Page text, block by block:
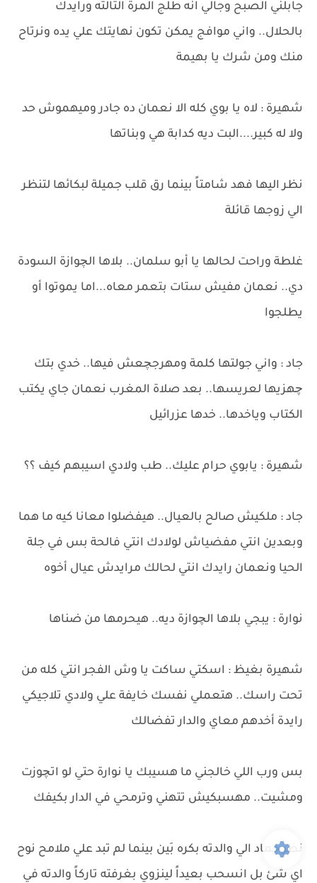
جابلني الصبح وجالي انه طلج المرة التالته ورايدك
بالحلال.. واني موافج يمكن تكون نهايتك علي يده ونرتاح
منك ومن شرك يا بهيمة
شهيرة : لاه يا بوي كله الا نعمان ده جادر وميهموش حد
ولا له كبير....البت ديه كدابة هي وبناتها
نظر اليها فهد شامتاً بينما رق قلب جميلة لبكائها لتنظر
الي زوجها قائلة
غلطة وراحت لحالها يا أبو سلمان.. بلاها الچوازة السودة
دي.. نعمان مفيش ستات بتعمر معاه...اما يموتوا أو
يطلجوا
جاد : واني جولتها كلمة ومهرجچعش فيها.. خدي بتك
چهزيها لعريسها.. بعد صلاة المغرب نعمان جاي يكتب
الكتاب وياخدها.. خدها عزرائيل
شهيرة : يابوي حرام عليك.. طب ولادي اسيبهم كيف ؟؟
جاد : ملكيش صالح بالعيال.. هيفضلوا معانا كيه ما هما
وبعدين انتي مفضياش لولادك انتي فالحة بس في جلة
الحيا ونعمان رايدك انتي لحالك مرايدش عيال أخوه
نوارة : يبجي بلاها الچوازة ديه.. هيحرمها من ضناها
شهيرة بغيظ : اسكتي ساكت يا وش الفجر انتي كله من
تحت راسك.. هتعملي نفسك خايفة علي ولادي تلاجيكي
رايدة أخدهم معاي والدار تفضالك
بس ورب اللي خالجني ما هسيبك يا نوارة حتي لو اتچوزت
ومشيت.. مهسبكيش تتهني وترمحي في الدار بكيفك
نظر حماد الي والدته بكره بَين بينما لم تبد علي ملامح نوح
اي شئ بل انسحب بعيداً لينزوي بغرفته تاركاً والدته في